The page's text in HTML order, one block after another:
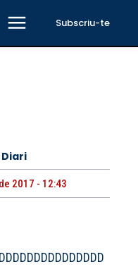
Subscriu-te
2017 - 12:43